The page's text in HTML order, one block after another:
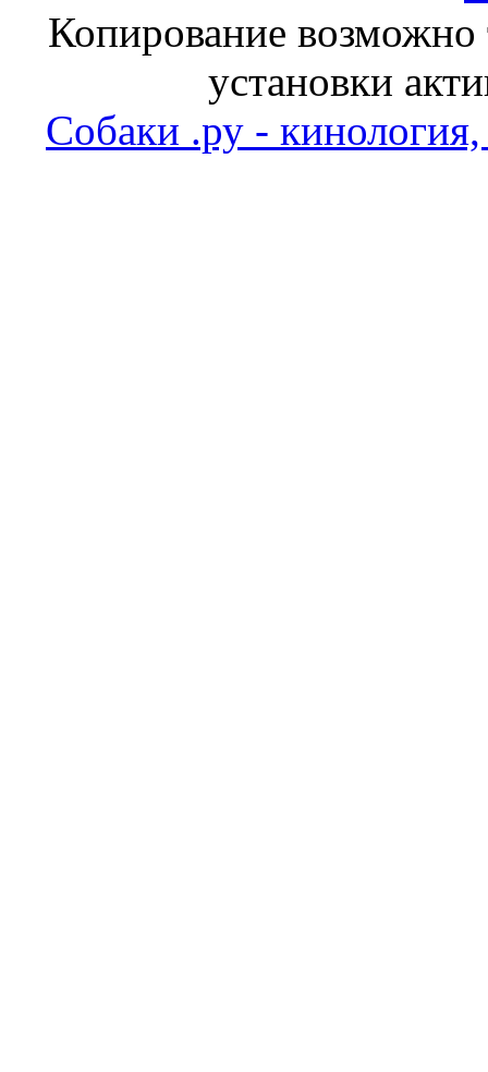
Копирование возможно
установки
Собаки .ру - кинология,